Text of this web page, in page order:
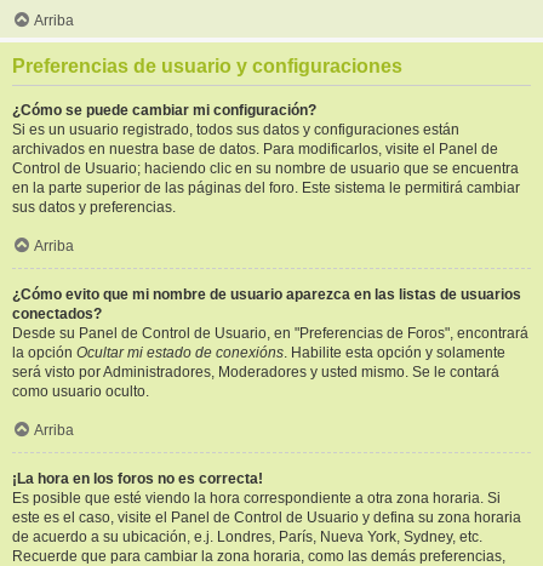
Arriba
Preferencias de usuario y configuraciones
¿Cómo se puede cambiar mi configuración?
Si es un usuario registrado, todos sus datos y configuraciones están
archivados en nuestra base de datos. Para modificarlos, visite el Panel de
Control de Usuario; haciendo clic en su nombre de usuario que se encuentra
en la parte superior de las páginas del foro. Este sistema le permitirá cambiar
sus datos y preferencias.
Arriba
¿Cómo evito que mi nombre de usuario aparezca en las listas de usuarios
conectados?
Desde su Panel de Control de Usuario, en "Preferencias de Foros", encontrará
la opción Ocultar mi estado de conexións. Habilite esta opción y solamente
será visto por Administradores, Moderadores y usted mismo. Se le contará
como usuario oculto.
Arriba
¡La hora en los foros no es correcta!
Es posible que esté viendo la hora correspondiente a otra zona horaria. Si
este es el caso, visite el Panel de Control de Usuario y defina su zona horaria
de acuerdo a su ubicación, e.j. Londres, París, Nueva York, Sydney, etc.
Recuerde que para cambiar la zona horaria, como las demás preferencias,